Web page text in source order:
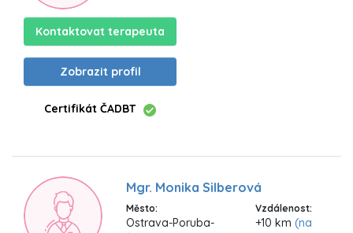
Kontaktovat terapeuta
Zobrazit profil
Certifikát ČADBT
Mgr. Monika Silberová
Město:
Ostrava-Poruba-
Vzdálenost:
+10 km(na